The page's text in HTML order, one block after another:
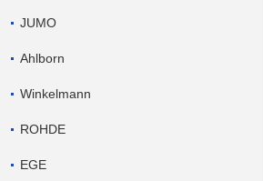
JUMO
Ahlborn
Winkelmann
ROHDE
EGE